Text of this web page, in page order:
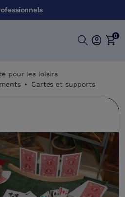
0
pour les loisirs
Cartes et supports